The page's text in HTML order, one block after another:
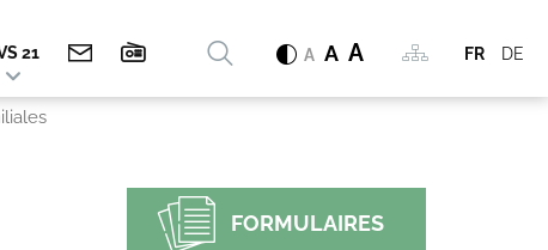
21 FR DE
A A A
Mots
clés
Rechercher
FORMULAIRES